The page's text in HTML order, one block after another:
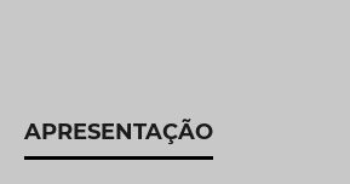
APRESENTAÇÃO